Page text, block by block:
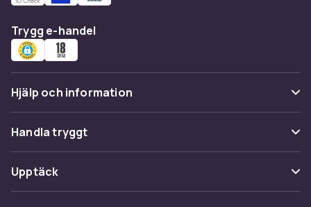
Trygg e-handel
Hjälp och information
Vanliga frågor
Spåra paket
Ångra & Returnera här
Handla tryggt
Betalning
Leverans
Upptäck